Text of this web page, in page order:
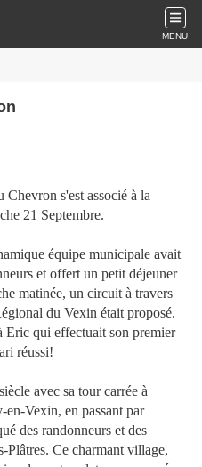
MENU
s'est associé à la
21 Septembre.
équipe municipale avait
et offert un petit déjeuner
matinée, un circuit à travers
du Vexin était proposé.
qui effectuait son premier
réussi!
avec sa tour carrée à
Vexin, en passant par
des randonneurs et des
Plâtres. Ce charmant village,